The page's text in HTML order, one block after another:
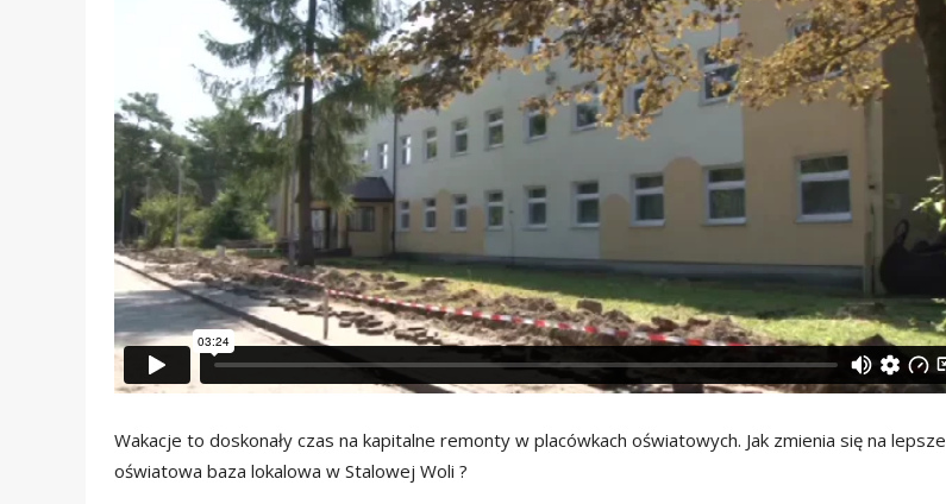
Wakacje to doskonały czas na kapitalne remonty w placówkach oświatowych. Jak zmienia się na lepsze
oświatowa baza lokalowa w Stalowej Woli ?